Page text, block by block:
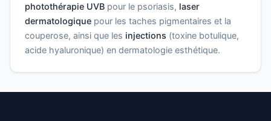
photothérapie UVB pour le psoriasis, laser
dermatologique pour les taches pigmentaires et la
couperose, ainsi que les injections (toxine botulique,
acide hyaluronique) en dermatologie esthétique.